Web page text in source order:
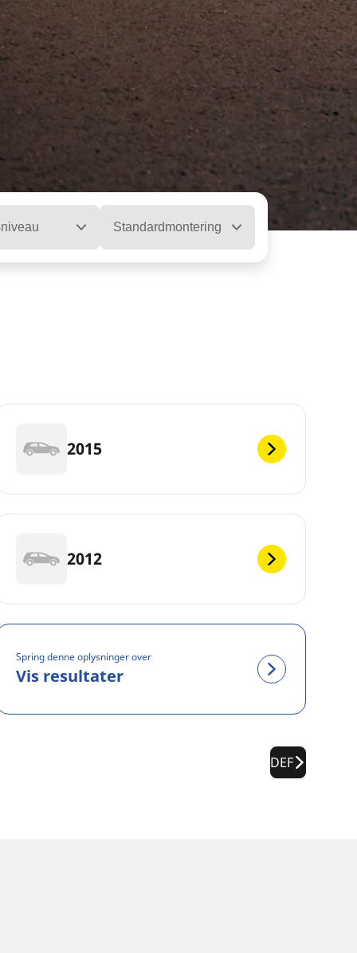
Standardmontering
2015
2012
Spring denne oplysninger over
Vis resultater
DEF